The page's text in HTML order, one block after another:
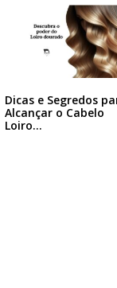
Dicas e Segredos
Alcançar o Cabelo
Loiro…